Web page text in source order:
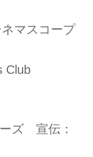
マスコープ
Club
ズ 宣伝：